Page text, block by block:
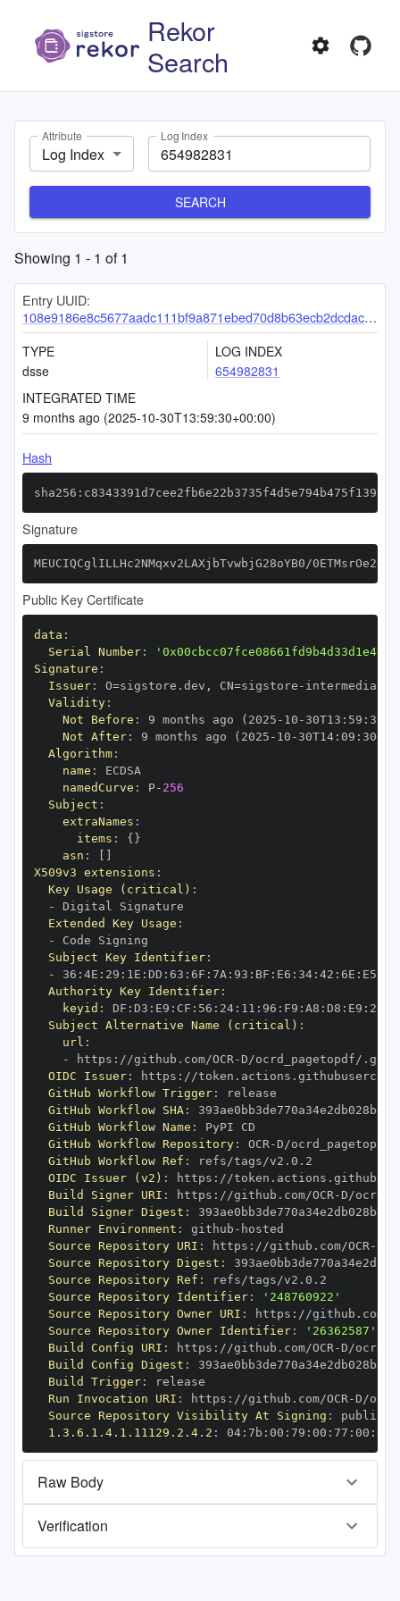
Rekor
Search
Attribute
Log Index
Log Index
SEARCH
Showing 1 - 1 of1
Entry UUID:
108e9186e8c5677aadc111bf9a871ebed70d8b63ecb2dcdacfc64659ae928eaf38a1689f3f086006
TYPE
dsse
LOG INDEX
654982831
INTEGRATED TIME
9 months ago (2025-10-30T13:59:30+00:00)
Hash
Signature
MEUCIQCglILLHc2NMqxv2LAXjbTvwbjG28oYB0/
Public Key Certificate
data :
Serial Number:
Signature :
Issuer: O=sigstore.dev , CN=sigstore -
Validity:
Not Before : 9 months ago (2025 - 10 - 30T13 : 59 :
Not After: 9 months ago (2025 - 10 - 30T14: 09 : 30+00
Algorithm:
name :
namedCurve : P- 256
Subject :
extraNames :
items : { }
asn :
X509v3 extensions :
Key Usage (critical) :
-
Extended Key Usage :
-
Subject Key Identifier:
-
36 : 4E : 29 : 1E : DD : 63 : 6F : 7A : 93 : BF : E6 : 34: 42 : 6E : E5
Authority Key Identifier:
keyid : DF : D3 : E9 : CF : 56 : 24: 11 : 96 : F9 : A8 : D8 : E9 : 28
Subject Alternative Name (critical) :
url :
-
https : //github.com/OCR -
OIDC Issuer: https :
GitHub Workflow Trigger:
GitHub Workflow SHA:
GitHub Workflow Name :
GitHub Workflow Repository: OCR -
GitHub Workflow Ref :
OIDC Issuer (v2) : https :
Build Signer URI : https : //github.com/OCR -
Build Signer Digest :
Runner Environment : github -
Source Repository URI : https : //github.com/OCR -
Source Repository Digest :
Source Repository Ref :
Source Repository Identifier:
'248760922'
Source Repository Owner URI : https : //github.com/
Source Repository Owner Identifier:
'26362587'
Build Config URI : https : //github.com/OCR -
Build Config Digest :
Build Trigger:
Run Invocation URI : https : //github.com/OCR -
Source Repository Visibility At Signing :
1.3.6.1.4.1.11129.2.4.2 : 04: 7b : 00 : 79 : 00 : 77 : 00 : dd
Raw Body
Verification